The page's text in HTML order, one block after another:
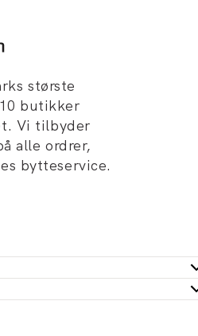
største
butikker
Vi tilbyder
alle ordrer,
bytteservice.